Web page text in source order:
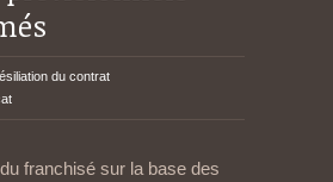
du contrat
franchisé sur la base des